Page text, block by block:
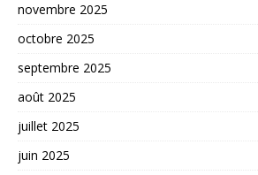
novembre 2025
octobre 2025
septembre 2025
août 2025
juillet 2025
juin 2025